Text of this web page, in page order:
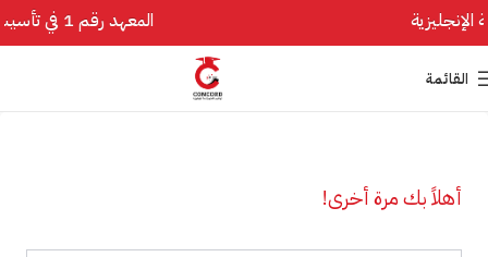
المعهد رقم 1 في تأسيس اللغة الإنجليزية
القائمة
أهلاً بك مرة أخرى!